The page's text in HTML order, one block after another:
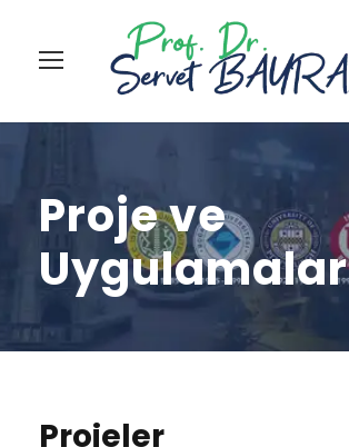
Proje ve
Uygulamalar
Projeler